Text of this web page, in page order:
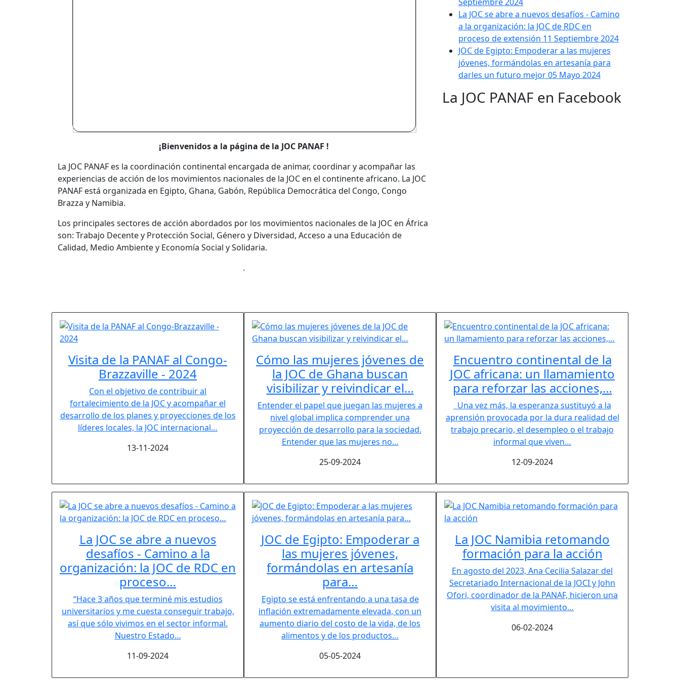
¡Bienvenidos a la página de la JOC PANAF !
La JOC PANAF es la coordinación continental encargada de animar, coordinar y acompañar las
experiencias de acción de los movimientos nacionales de la JOC en el continente africano. La JOC
PANAF está organizada en Egipto, Ghana, Gabón, República Democrática del Congo, Congo
Brazza y Namibia.
Los principales sectores de acción abordados por los movimientos nacionales de la JOC en África
son: Trabajo Decente y Protección Social, Género y Diversidad, Acceso a una Educación de
Calidad, Medio Ambiente y Economía Social y Solidaria.
.
La JOC se abre a nuevos desafíos - Camino
a la organización: la JOC de RDC en
proceso de extensión 11 Septiembre 2024
JOC de Egipto: Empoderar a las mujeres
jóvenes, formándolas en artesanía para
darles un futuro mejor05 Mayo 2024
La JOC PANAF en Facebook
Visita de la PANAF al Congo-
Brazzaville - 2024
Con el objetivo de contribuir al
fortalecimiento de la JOC y acompañar el
desarrollo de los planes y proyecciones de los
líderes locales, la JOC internacional…
13-11-2024
Cómo las mujeres jóvenes de
la JOC de Ghana buscan
visibilizar y reivindicar el…
Entender el papel que juegan las mujeres a
nivel global implica comprender una
proyección de desarrollo para la sociedad.
Entender que las mujeres no…
25-09-2024
Encuentro continental de la
JOC africana: un llamamiento
para reforzar las acciones,…
Una vez más, la esperanza sustituyó a la
aprensión provocada por la dura realidad del
trabajo precario, el desempleo o el trabajo
informal que viven…
12-09-2024
La JOC se abre a nuevos
desafíos - Camino a la
organización: la JOC de RDC en
proceso…
“Hace 3 años que terminé mis estudios
universitarios y me cuesta conseguir trabajo,
así que sólo vivimos en el sector informal.
Nuestro Estado…
11-09-2024
JOC de Egipto: Empoderar a
las mujeres jóvenes,
formándolas en artesanía
para…
Egipto se está enfrentando a una tasa de
inflación extremadamente elevada, con un
aumento diario del costo de la vida, de los
alimentos y de los productos…
05-05-2024
La JOC Namibia retomando
formación para la acción
En agosto del 2023, Ana Cecilia Salazar del
Secretariado Internacional de la JOCI y John
Ofori, coordinador de la PANAF, hicieron una
visita al movimiento…
06-02-2024